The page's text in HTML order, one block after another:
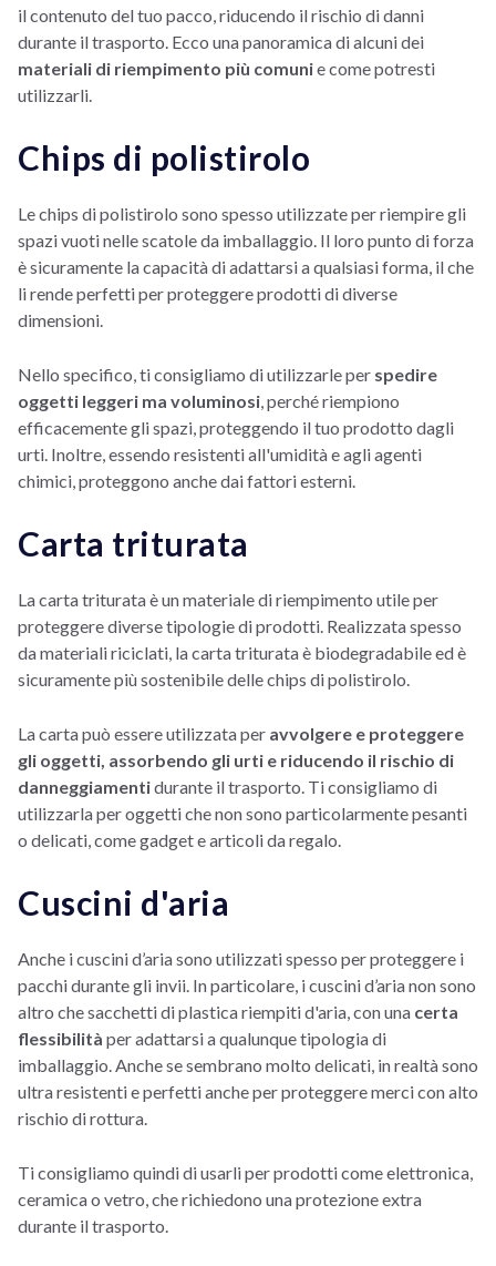
il contenuto del tuo pacco, riducendo il rischio di danni
durante il trasporto. Ecco una panoramica di alcuni dei
materiali di riempimento più comunie come potresti
utilizzarli.
Chips di polistirolo
Le chips di polistirolo sono spesso utilizzate per riempire gli
spazi vuoti nelle scatole da imballaggio. Il loro punto di forza
è sicuramente la capacità di adattarsi a qualsiasi forma, il che
li rende perfetti per proteggere prodotti di diverse
dimensioni.
Nello specifico, ti consigliamo di utilizzarle per spedire
oggetti leggeri ma voluminosi , perché riempiono
efficacemente gli spazi, proteggendo il tuo prodotto dagli
urti. Inoltre, essendo resistenti all'umidità e agli agenti
chimici, proteggono anche dai fattori esterni.
Carta triturata
La carta triturata è un materiale di riempimento utile per
proteggere diverse tipologie di prodotti. Realizzata spesso
da materiali riciclati, la carta triturata è biodegradabile ed è
sicuramente più sostenibile delle chips di polistirolo.
La carta può essere utilizzata per avvolgere e proteggere
gli oggetti, assorbendo gli urti e riducendo il rischio di
danneggiamentidurante il trasporto. Ti consigliamo di
utilizzarla per oggetti che non sono particolarmente pesanti
o delicati, come gadget e articoli da regalo.
Cuscini d'aria
Anche i cuscini d’aria sono utilizzati spesso per proteggere i
pacchi durante gli invii. In particolare, i cuscini d’aria non sono
altro che sacchetti di plastica riempiti d'aria, con una certa
flessibilità per adattarsi a qualunque tipologia di
imballaggio. Anche se sembrano molto delicati, in realtà sono
ultra resistenti e perfetti anche per proteggere merci con alto
rischio di rottura.
Ti consigliamo quindi di usarli per prodotti come elettronica,
ceramica o vetro, che richiedono una protezione extra
durante il trasporto.